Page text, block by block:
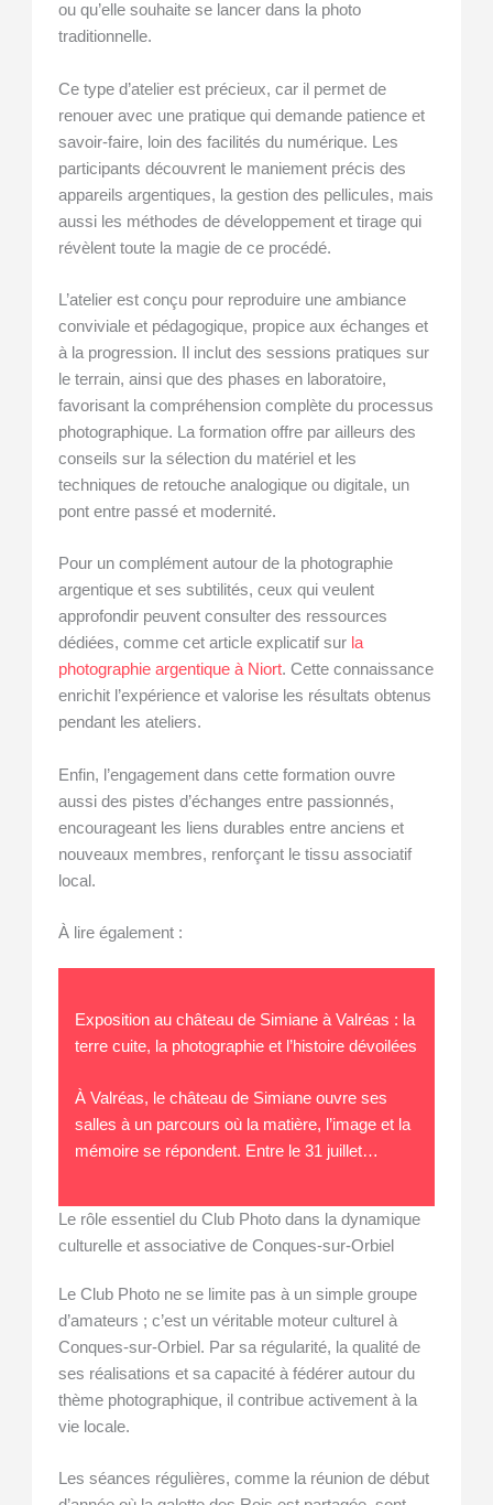
ou qu’elle souhaite se lancer dans la photo
traditionnelle.
Ce type d’atelier est précieux, car il permet de
renouer avec une pratique qui demande patience et
savoir-faire, loin des facilités du numérique. Les
participants découvrent le maniement précis des
appareils argentiques, la gestion des pellicules, mais
aussi les méthodes de développement et tirage qui
révèlent toute la magie de ce procédé.
L’atelier est conçu pour reproduire une ambiance
conviviale et pédagogique, propice aux échanges et
à la progression. Il inclut des sessions pratiques sur
le terrain, ainsi que des phases en laboratoire,
favorisant la compréhension complète du processus
photographique. La formation offre par ailleurs des
conseils sur la sélection du matériel et les
techniques de retouche analogique ou digitale, un
pont entre passé et modernité.
Pour un complément autour de la photographie
argentique et ses subtilités, ceux qui veulent
approfondir peuvent consulter des ressources
dédiées, comme cet article explicatif sur la
photographie argentique à Niort. Cette connaissance
enrichit l’expérience et valorise les résultats obtenus
pendant les ateliers.
Enfin, l’engagement dans cette formation ouvre
aussi des pistes d’échanges entre passionnés,
encourageant les liens durables entre anciens et
nouveaux membres, renforçant le tissu associatif
local.
À lire également :
Exposition au château de Simiane à Valréas : la
terre cuite, la photographie et l’histoire dévoilées
À Valréas, le château de Simiane ouvre ses
salles à un parcours où la matière, l’image et la
mémoire se répondent. Entre le 31 juillet…
Le rôle essentiel du Club Photo dans la dynamique
culturelle et associative de Conques-sur-Orbiel
Le Club Photo ne se limite pas à un simple groupe
d’amateurs ; c’est un véritable moteur culturel à
Conques-sur-Orbiel. Par sa régularité, la qualité de
ses réalisations et sa capacité à fédérer autour du
thème photographique, il contribue activement à la
vie locale.
Les séances régulières, comme la réunion de début